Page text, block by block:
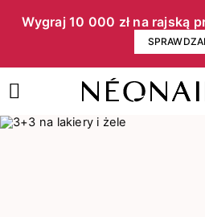
Wygraj 10 000 zł na rajską